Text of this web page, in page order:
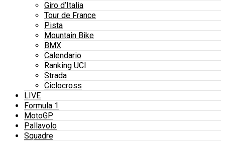
Giro d’Italia
Tour de France
Pista
Mountain Bike
BMX
Calendario
Ranking UCI
Strada
Ciclocross
LIVE
Formula 1
MotoGP
Pallavolo
Squadre